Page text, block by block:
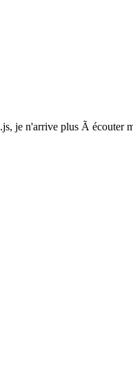
je n'arrive plus Ã écouter